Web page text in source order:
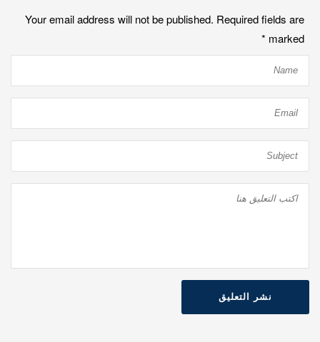
Your email address will not be published. Required fields are
marked
*
نشر التعليق